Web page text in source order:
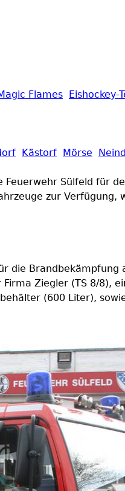
Flames Eishockey-
Kästorf Mörse
Sülfeld für
zur Verfügung,
die Brandbekämpfung
Ziegler (TS 8/8),
(600 Liter),